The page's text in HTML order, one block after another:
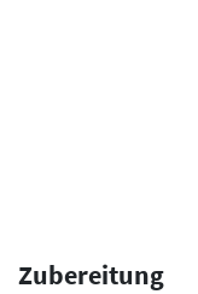
Zubereitung